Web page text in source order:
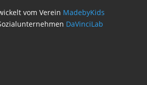
vom Verein MadebyKids
DaVinciLab